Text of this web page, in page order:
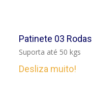
Patinete 03 Rodas
Suporta até 50 kgs
Desliza muito!